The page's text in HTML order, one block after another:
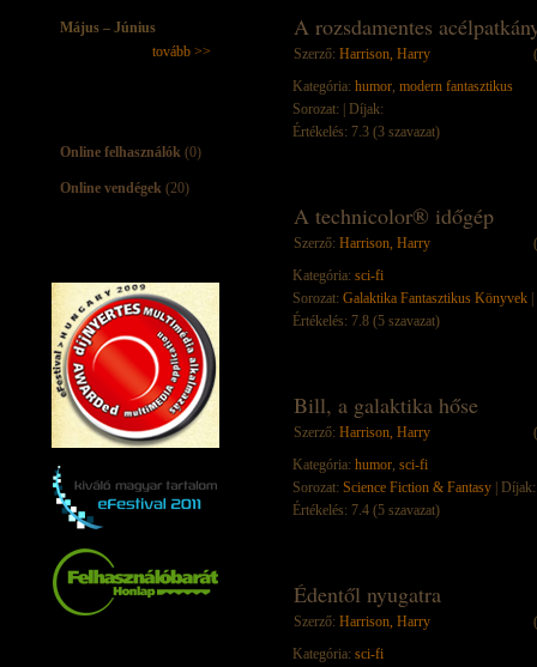
Május – Június
tovább >>
Online felhasználók (0)
Online vendégek (20)
A rozsdamentes
Szerző: Harrison, Harry
Kategória: humor, modern fantasztikus
Sorozat:
| Díjak:
Értékelés: 7.3 (3 szavazat)
A technicolor® időgép
Szerző: Harrison, Harry
Kategória: sci-fi
Sorozat: Galaktika Fantasztikus Könyvek
Értékelés: 7.8 (5 szavazat)
Bill, a galaktika hőse
Szerző: Harrison, Harry
Kategória: humor, sci-fi
Sorozat: Science Fiction & Fantasy | Díjak:
Értékelés: 7.4 (5 szavazat)
Édentől nyugatra
Szerző: Harrison, Harry
Kategória: sci-fi